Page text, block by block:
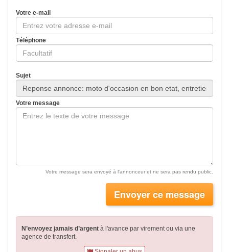
Votre e-mail
Téléphone
Sujet
Votre message
Votre message sera envoyé à l'annonceur et ne sera pas rendu public.
Envoyer ce message
N’envoyez jamais d’argent à l'avance par virementou via une
agence de transfert.